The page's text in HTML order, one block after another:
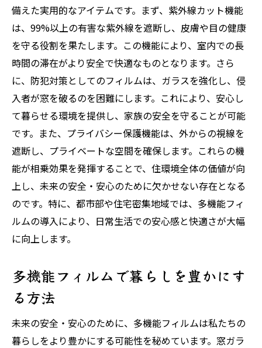
備えた実用的なアイテムです。まず、紫外線カット機能
は、99%以上の有害な紫外線を遮断し、皮膚や目の健康
を守る役割を果たします。この機能により、室内での長
時間の滞在がより安全で快適なものとなります。さら
に、防犯対策としてのフィルムは、ガラスを強化し、侵
入者が窓を破るのを困難にします。これにより、安心し
て暮らせる環境を提供し、家族の安全を守ることが可能
です。また、プライバシー保護機能は、外からの視線を
遮断し、プライベートな空間を確保します。これらの機
能が相乗効果を発揮することで、住環境全体の価値が向
上し、未来の安全・安心のために欠かせない存在となる
のです。特に、都市部や住宅密集地域では、多機能フィ
ルムの導入により、日常生活での安心感と快適さが大幅
に向上します。
多機能フィルムで暮らしを豊かにす
る方法
未来の安全・安心のために、多機能フィルムは私たちの
暮らしをより豊かにする可能性を秘めています。窓ガラ